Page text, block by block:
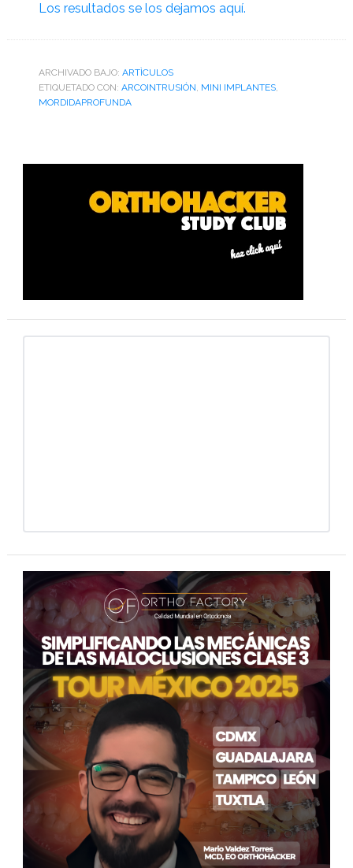
Los resultados se los dejamos aquí.
ARCHIVADO BAJO: ARTÌCULOS
ETIQUETADO CON: ARCOINTRUSIÓN, MINI IMPLANTES,
MORDIDAPROFUNDA
Barra
primaria